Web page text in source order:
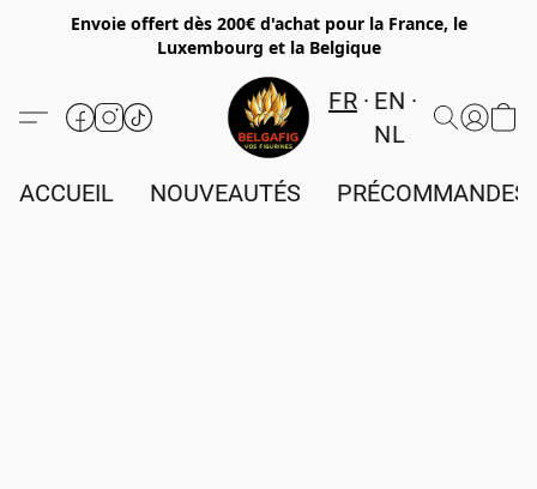
Envoie offert dès 200€ d'achat pour la France, le
Luxembourg et la Belgique
FR
EN
NL
ACCUEIL NOUVEAUTÉS PRÉCOMMANDES